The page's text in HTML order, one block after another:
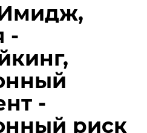
Имидж,
-
-
риск